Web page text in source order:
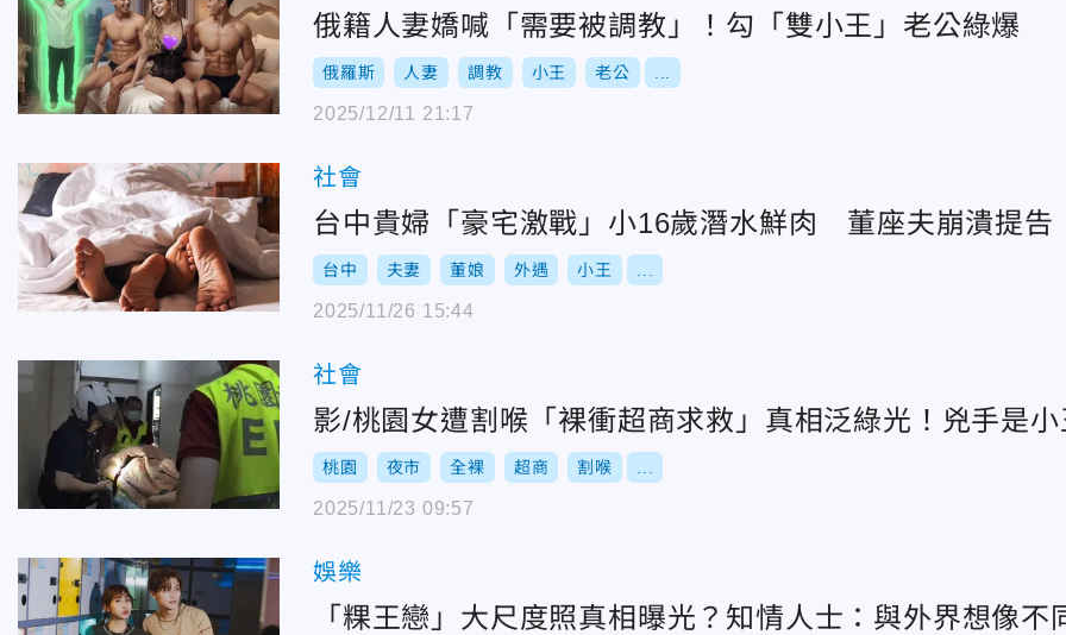
俄籍人妻嬌喊「需要被調教」！勾「雙小王」老公綠爆
俄羅斯 人妻 調教 小王 老公
2025/12/11 21:17
社會
台中貴婦「豪宅激戰」小16歲潛水鮮肉 董座夫崩潰提告
台中 夫妻 董娘 外遇 小王
2025/11/26 15:44
社會
影/桃園女遭割喉「裸衝超商求救」真相泛綠光！兇手是小
桃園 夜市 全裸 超商 割喉
2025/11/23 09:57
娛樂
「粿王戀」大尺度照真相曝光？知情人士：與外界想像不